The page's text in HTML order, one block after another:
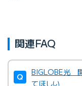
関連FAQ
BIGLOBE光
てほしい